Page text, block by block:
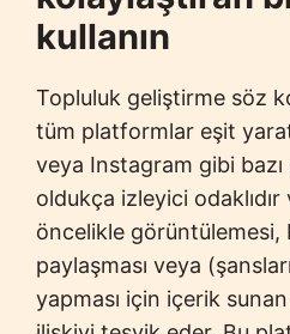
kullanın
Topluluk geliştirme söz
tüm platformlar eşit
veya Instagram gibi
oldukça izleyici
öncelikle görüntülemesi,
paylaşması veya
yapması için içerik